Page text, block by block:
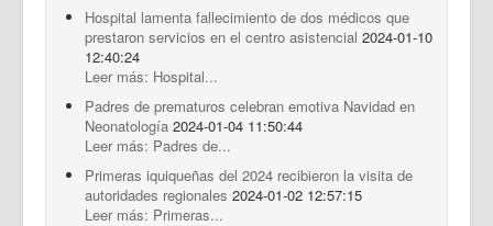
Hospital lamenta fallecimiento de dos médicos que
prestaron servicios en el centro asistencial 2024-01-10
12:40:24
Leer más: Hospital...
Padres de prematuros celebran emotiva Navidad en
Neonatología 2024-01-04 11:50:44
Leer más: Padres de...
Primeras iquiqueñas del 2024 recibieron la visita de
autoridades regionales 2024-01-02 12:57:15
Leer más: Primeras...